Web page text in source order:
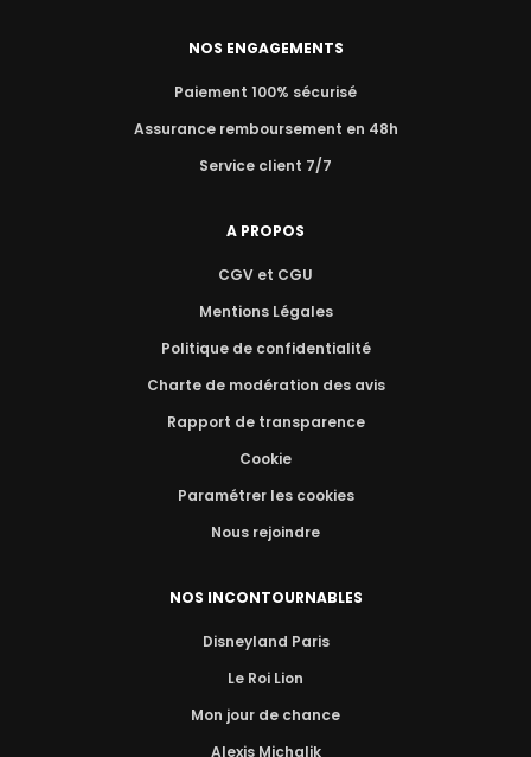
NOS ENGAGEMENTS
Paiement 100% sécurisé
Assurance remboursement en 48h
Service client 7/7
A PROPOS
CGV et CGU
Mentions Légales
Politique de confidentialité
Charte de modération des avis
Rapport de transparence
Cookie
Paramétrer les cookies
Nous rejoindre
NOS INCONTOURNABLES
Disneyland Paris
Le Roi Lion
Mon jour de chance
Alexis Michalik